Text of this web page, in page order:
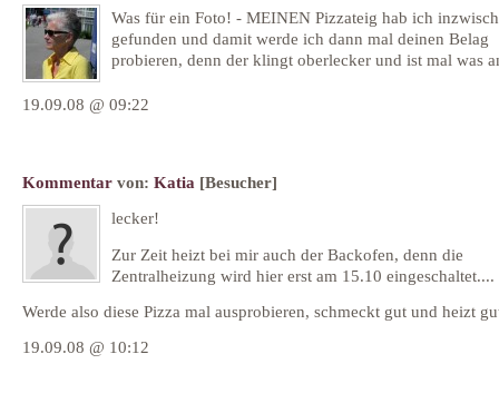
Was für ein Foto! - MEINEN Pizzateig hab ich
gefunden und damit werde ich dann mal deinen Belag
probieren, denn der klingt oberlecker und ist mal was
19.09.08 @ 09:22
Kommentar von: Katia [Besucher]
lecker!
Zur Zeit heizt bei mir auch der Backofen, denn die
Zentralheizung wird hier erst am 15.10 eingeschaltet....
Werde also diese Pizza mal ausprobieren, schmeckt gut und heizt
19.09.08 @ 10:12